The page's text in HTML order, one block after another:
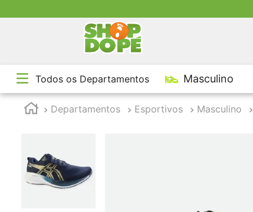
Todos os Departamentos Masculino
Departamentos Esportivos Masculino